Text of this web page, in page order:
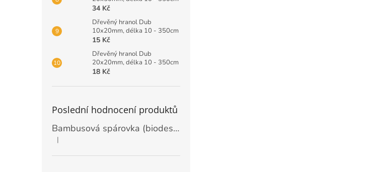
34 Kč
Dřevěný hranol Dub
10x20mm, délka 10 - 350cm
15 Kč
Dřevěný hranol Dub
20x20mm, délka 10 - 350cm
18 Kč
Poslední hodnocení produktů
Bambusová spárovka (biodeska) 20mm, rozměr 2440 x 1220mm
Hodnocení produktu je 5 z 5 hvězdiček.
|